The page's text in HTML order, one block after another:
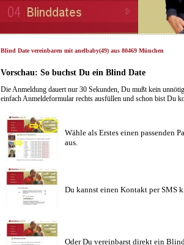
Blind Date vereinbaren mit anelbaby(49) aus 80469 München
Vorschau: So buchst Du ein Blind Date
Die Anmeldung dauert nur 30 Sekunden, Du mußt kein
einfach Anmeldeformular rechts ausfüllen und schon bist Du
Wähle als Erstes einen passenden
aus.
Du kannst einen Kontakt per SMS
Oder Du vereinbarst direkt ein